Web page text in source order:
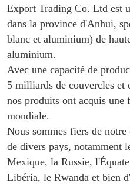
Export Trading Co. Ltd est
dans la province d'Anhui,
blanc et aluminium) de
aluminium.
Avec une capacité de
5 milliards de couvercles et
nos produits ont acquis une
mondiale.
Nous sommes fiers de
de divers pays, notamment
Mexique, la Russie,
Libéria, le Rwanda et bien